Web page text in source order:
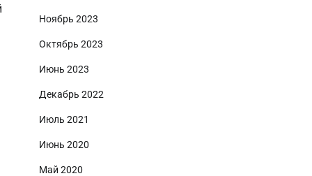
Ноябрь 2023
Октябрь 2023
Июнь 2023
Декабрь 2022
Июль 2021
Июнь 2020
Май 2020